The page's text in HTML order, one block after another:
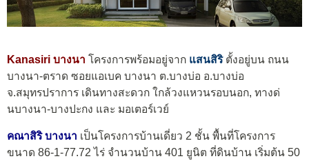
Kanasiri บางนา โครงการพร้อมอยู่จาก แสนสิริ ตั้งอยู่บน ถนน
บางนา-ตราด ซอยแอเบค บางนา ต.บางบ่อ อ.บางบ่อ
จ.สมุทรปราการ เดินทางสะดวก ใกล้วงแหวนรอบนอก, ทางด่
นบางนา-บางปะกง และ มอเตอร์เวย์
คณาสิริ บางนา เป็นโครงการบ้านเดี่ยว 2 ชั้น พื้นที่โครงการ
ขนาด 86-1-77.72 ไร่ จำนวนบ้าน 401 ยูนิต ที่ดินบ้าน เริ่มต้น 50